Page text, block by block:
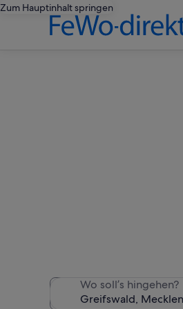
Zum Hauptinhalt springen
Wo soll’s hingehen?